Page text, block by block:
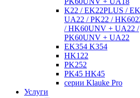
K22 / EK22PLUS /
UA22 / PK22 /
/ HK60UNV + UA22 /
PK60UNV + UA22
EK354 K354
HK122
PK252
PK45 HK45
серии Klauke Pro
Услуги